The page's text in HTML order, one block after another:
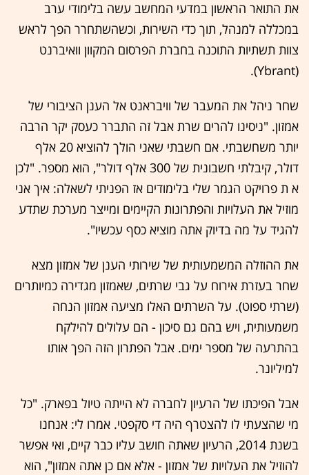
את התואר הראשון במדעי המחשב עשה בלימודי ערב
במכללה למנהל, תוך כדי השירות, וכשהשתחרר הפך לראש
צוות תשתיות התוכנה בחברת הפרסום המקוון וואיברנט
(Ybrant).
שחר ניהל את המעבר של וויבראנט אל הענן הציבורי של
אמזון. "ניסינו להרים שרת אבל זה התברר כעסק יקר הרבה
יותר משחשבתי. אם חשבתי שאני הולך להוציא 20 אלף
דולר, קיבלתי חשבונית של 300 אלף דולר", הוא מספר. "לכן
א ת פרויקט הגמר שלי בלימודים אז הפניתי לשאלה: איך אני
מוזיל את העלויות והפתרונות הקיימים ומייצר מערכת שתדע
להגיד על מה בדיוק אתה מוציא כסף עכשיו".
את ההוזלה המשמעותית של שירותי הענן של אמזון מצא
שחר בעזרת אירוח על גבי שרתים, שאמזון מגדירה כמיותרים
(שרתי ספוט). על השרתים האלו מציעה אמזון הנחה
משמעותית, ויש בהם גם סיכון - הם עלולים להילקח
בהתרעה של מספר ימים. אבל הפתרון הזה הפך אותו
למיליונר.
אבל הפיכתו של הרעיון לחברה לא הייתה טיול בפארק. "כל
מי שהצעתי לו להצטרף היה די סקפטי. אמרו לי: אנחנו
בשנת 2014, הרעיון שאתה חושב עליו כבר קיים, ואי אפשר
להוזיל את העלויות של אמזון - אלא אם כן אתה אמזון", הוא